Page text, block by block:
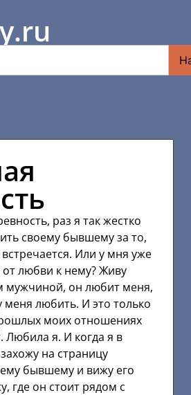
раз я так жестко
своему бывшему за то,
Или у мня уже
любви к нему? Живу
мужчиной, он любит меня,
любить. И это только
моих отношениях
Любила я. И когда я в
на страницу
бывшему и вижу его
где он стоит рядом с